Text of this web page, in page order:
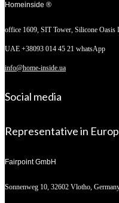
Homeinside ®
office 1609, SIT Tower, Silicone Oasis
UAE +38093 014 45 21 whatsApp
info@home-inside.ua
Social media
Representative in
Fairpoint GmbH
Sonnenweg 10, 32602 Vlotho,